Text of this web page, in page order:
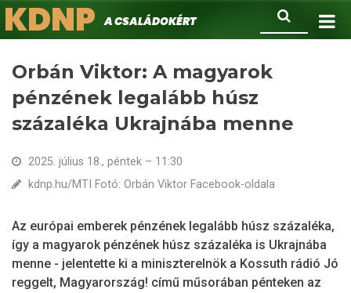
Ugrás
a
Keresés
KDNPA családokért.
Orbán Viktor: A magyarok
pénzének legalább húsz
százaléka Ukrajnába menne
2025. július 18., péntek – 11:30
kdnp.hu/MTI Fotó: Orbán Viktor Facebook-oldala
Az európai emberek pénzének legalább húsz százaléka,
így a magyarok pénzének húsz százaléka is Ukrajnába
menne - jelentette ki a miniszterelnök a Kossuth rádió Jó
reggelt, Magyarország! című műsorában pénteken az